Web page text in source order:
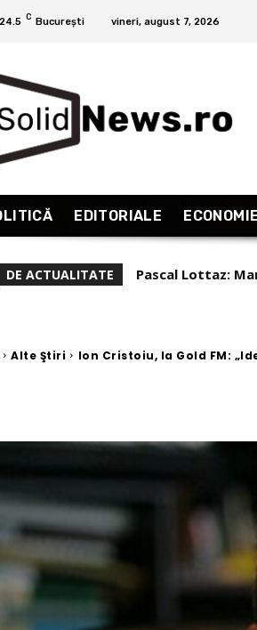
24.5 C București vineri, august 7, 2026
EDITORIALE
DE ACTUALITATE
Liviu Alexa,
Alte Ştiri Ion Cristoiu, la Gold FM: